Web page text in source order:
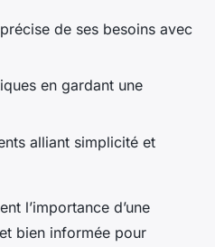
de ses besoins avec
en gardant une
alliant simplicité et
l’importance d’une
bien informée pour